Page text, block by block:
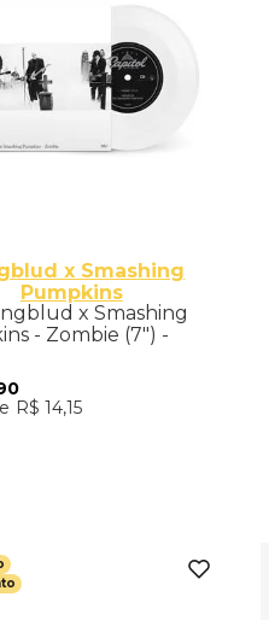
x Smashing
Pumpkins
x Smashing
- Zombie (7") -
R$ 14,15